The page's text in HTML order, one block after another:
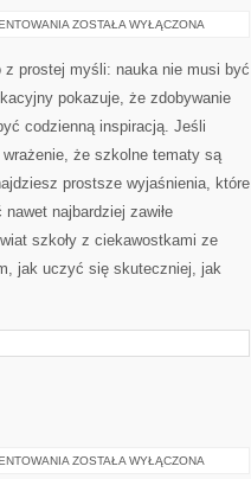
DZIWNE
TEORIE
NAUKOWE
ZOSTAŁA WYŁĄCZONA
z prostej myśli: nauka nie musi być
pokazuje, że zdobywanie
codzienną inspiracją. Jeśli
wrażenie, że szkolne tematy są
prostsze wyjaśnienia, które
nawet najbardziej zawiłe
szkoły z ciekawostkami ze
jak uczyć się skuteczniej, jak
NALEWKI
ZOSTAŁA WYŁĄCZONA